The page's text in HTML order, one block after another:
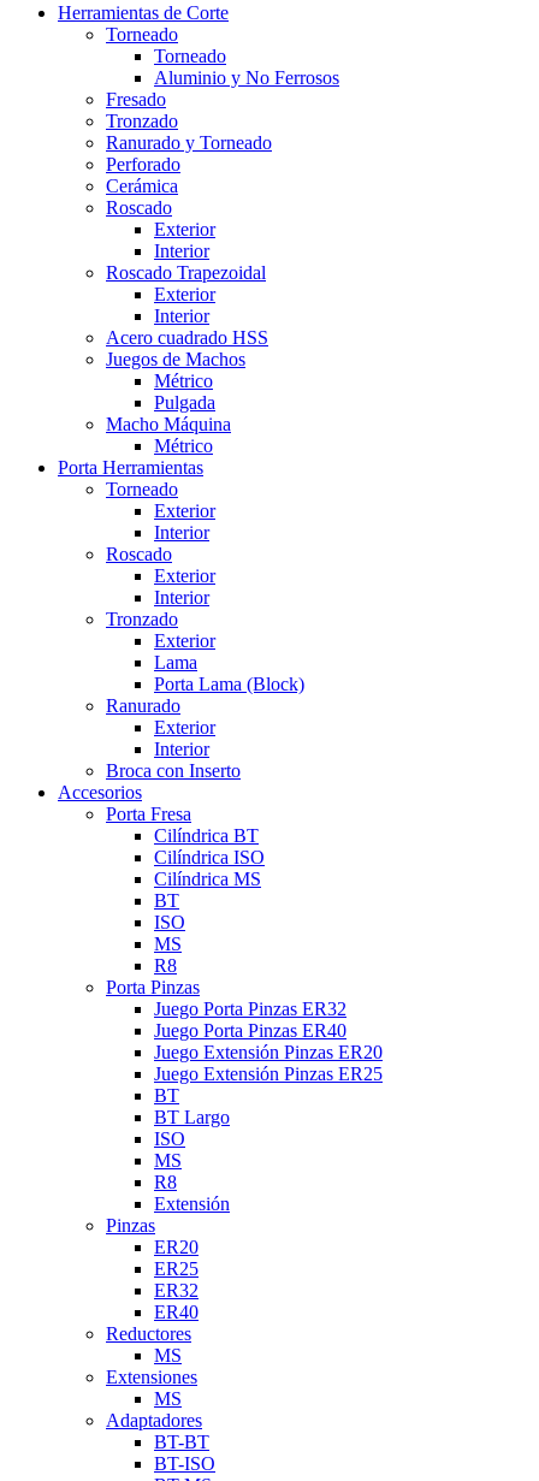
Herramientas de Corte
Torneado
Torneado
Aluminio y No Ferrosos
Fresado
Tronzado
Ranurado y Torneado
Perforado
Cerámica
Roscado
Exterior
Interior
Roscado Trapezoidal
Exterior
Interior
Acero cuadrado HSS
Juegos de Machos
Métrico
Pulgada
Macho Máquina
Métrico
Porta Herramientas
Torneado
Exterior
Interior
Roscado
Exterior
Interior
Tronzado
Exterior
Lama
Porta Lama (Block)
Ranurado
Exterior
Interior
Broca con Inserto
Accesorios
Porta Fresa
Cilíndrica BT
Cilíndrica ISO
Cilíndrica MS
BT
ISO
MS
R8
Porta Pinzas
Juego Porta Pinzas ER32
Juego Porta Pinzas ER40
Juego Extensión Pinzas ER20
Juego Extensión Pinzas ER25
BT
BT Largo
ISO
MS
R8
Extensión
Pinzas
ER20
ER25
ER32
ER40
Reductores
MS
Extensiones
MS
Adaptadores
BT-BT
BT-ISO